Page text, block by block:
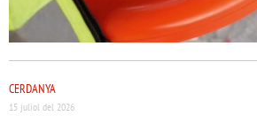
CERDANYA
15 juliol del 2026